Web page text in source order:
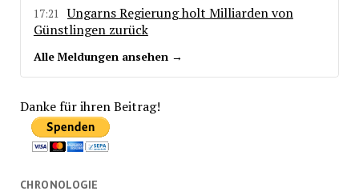
17:21
Ungarns Regierung holt Milliarden von
Günstlingen zurück
Alle Meldungen ansehen →
Danke für ihren Beitrag!
CHRONOLOGIE